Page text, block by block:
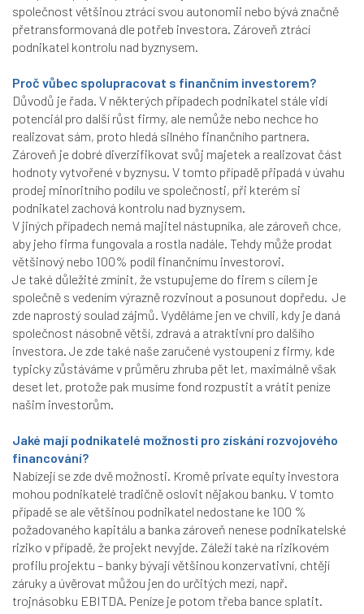
společnost většinou ztrácí svou autonomii nebo bývá značně
přetransformovaná dle potřeb investora. Zároveň ztrácí
podnikatel kontrolu nad byznysem.
Proč vůbec spolupracovat s finančním investorem?
Důvodů je řada. V některých případech podnikatel stále vidí
potenciál pro další růst firmy, ale nemůže nebo nechce ho
realizovat sám, proto hledá silného finančního partnera.
Zároveň je dobré diverzifikovat svůj majetek a realizovat část
hodnoty vytvořené v byznysu. V tomto případě připadá v úvahu
prodej minoritního podílu ve společnosti, při kterém si
podnikatel zachová kontrolu nad byznysem.
V jiných případech nemá majitel nástupníka, ale zároveň chce,
aby jeho firma fungovala a rostla nadále. Tehdy může prodat
většinový nebo 100% podíl finančnímu investorovi.
Je také důležité zmínit, že vstupujeme do firem s cílem je
společně s vedením výrazně rozvinout a posunout dopředu. Je
zde naprostý soulad zájmů. Vyděláme jen ve chvíli, kdy je daná
společnost násobně větší, zdravá a atraktivní pro dalšího
investora. Je zde také naše zaručené vystoupení z firmy, kde
typicky zůstáváme v průměru zhruba pět let, maximálně však
deset let, protože pak musíme fond rozpustit a vrátit peníze
našim investorům.
Jaké mají podnikatelé možnosti pro získání rozvojového
financování?
Nabízejí se zde dvě možnosti. Kromě private equity investora
mohou podnikatelé tradičně oslovit nějakou banku. V tomto
případě se ale většinou podnikatel nedostane ke 100 %
požadovaného kapitálu a banka zároveň nenese podnikatelské
riziko v případě, že projekt nevyjde. Záleží také na rizikovém
profilu projektu – banky bývají většinou konzervativní, chtějí
záruky a úvěrovat můžou jen do určitých mezí, např.
trojnásobku EBITDA. Peníze je potom třeba bance splatit.